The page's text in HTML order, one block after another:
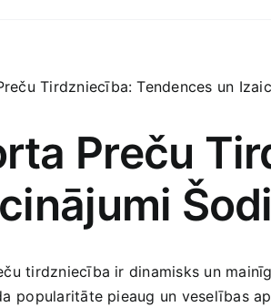
Preču
tirdzniecība ir dinamisks un​
popularitāte pieaug un veselības